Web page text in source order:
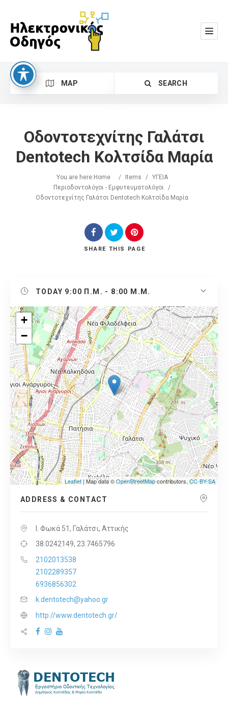
MAP SEARCH
Search
Οδοντοτεχνίτης Γαλάτσι
Dentotech Κολτσίδα Μαρία
You are here: Home / Items /
ΥΓΕΙΑ
Περιοδοντολόγοι - Εμφυτευματολόγοι
/
Οδοντοτεχνίτης Γαλάτσι Dentotech Κολτσίδα Μαρία
SHARE THIS PAGE
TODAY 9:00 Π.Μ. - 8:00 Μ.Μ.
+
−
Leaflet | Map data ©OpenStreetMapcontributors,CC-BY-SA
ADDRESS & CONTACT
Ι. Φωκά 51, Γαλάτσι, Αττικής
38.0242149, 23.7465796
2102013538
2102289357
6936856302
k.dentotech@yahoo.gr
http://www.dentotech.gr/